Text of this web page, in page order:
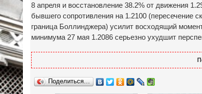
8 апреля и восстановление 38.2% от движения
бывшего сопротивления на 1.2100 (пересечение
граница Боллинджера) усилит восходящий
минимума 27 мая 1.2086 серьезно ухудшит
Поделиться…